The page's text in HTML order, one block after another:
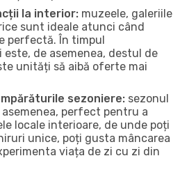
la interior: muzeele, galeriile
sunt ideale atunci când
perfectă. În timpul
de asemenea, destul de
unități să aibă oferte mai
sezoniere: sezonul
perfect pentru a
locale interioare, de unde poți
unice, poți gusta mâncarea
viața de zi cu zi din